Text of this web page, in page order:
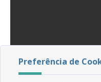
Baixar [556.47 KB]
Preferência de